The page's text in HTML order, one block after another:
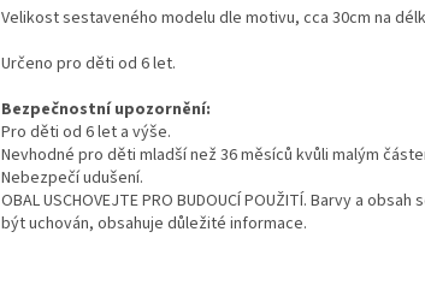
Velikost sestaveného modelu dle motivu, cca 30cm na
Určeno pro děti od 6 let.
Bezpečnostní upozornění:
Pro děti od 6 let a výše.
Nevhodné pro děti mladší než 36 měsíců kvůli malým
Nebezpečí udušení.
OBAL USCHOVEJTE PRO BUDOUCÍ POUŽITÍ. Barvy a
být uchován, obsahuje důležité informace.